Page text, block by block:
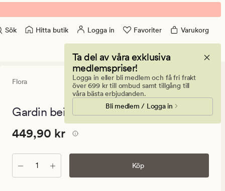
Sök Hitta butik Logga in Favoriter Varukorg
Ta del av våra exklusiva
medlemspriser!
Logga in eller bli medlem och få fri frakt
över 699 kr till ombud samt tillgång till
våra bästa erbjudanden.
Bli medlem / Logga in
Flora
7
med
betyg
4.5
Gardin beige - 140x240 cm
Pris
449,90
kr.
Ordinarie
pris
Pris 449,90 kr
449,90 kr
Antal Köp